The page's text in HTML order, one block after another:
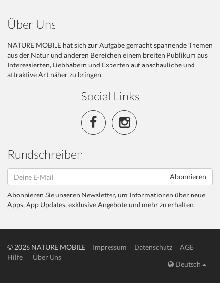
Über Uns
NATURE MOBILE hat sich zur Aufgabe gemacht spannende Themen
aus der Natur und anderen Bereichen einem breiten Publikum aus
Interessierten, Liebhabern und Experten auf anschauliche und
attraktive Art näher zu bringen.
Social Links
Rundschreiben
Abonnieren
Abonnieren Sie unseren Newsletter, um Informationen über neue
Apps, App Updates, exklusive Angebote und mehr zu erhalten.
© 2026 NATURE MOBILE Impressum Datenschutz
AGB
Hilfe
Über Uns
Deutsch